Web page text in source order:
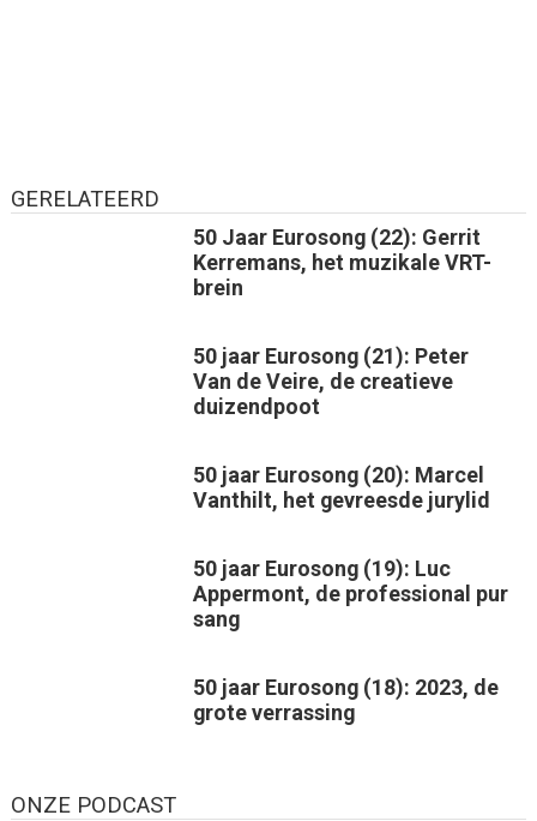
GERELATEERD
50 Jaar Eurosong (22): Gerrit
Kerremans, het muzikale VRT-
brein
50 jaar Eurosong (21): Peter
Van de Veire, de creatieve
duizendpoot
50 jaar Eurosong (20): Marcel
Vanthilt, het gevreesde jurylid
50 jaar Eurosong (19): Luc
Appermont, de professional pur
sang
50 jaar Eurosong (18): 2023, de
grote verrassing
ONZE PODCAST